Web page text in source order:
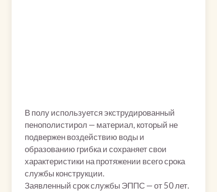
В полу используется экструдированный
пенополистирол — материал, который не
подвержен воздействию воды и
образованию грибка и сохраняет свои
характеристики на протяжении всего срока
службы конструкции.
Заявленный срок службы ЭППС — от 50 лет.